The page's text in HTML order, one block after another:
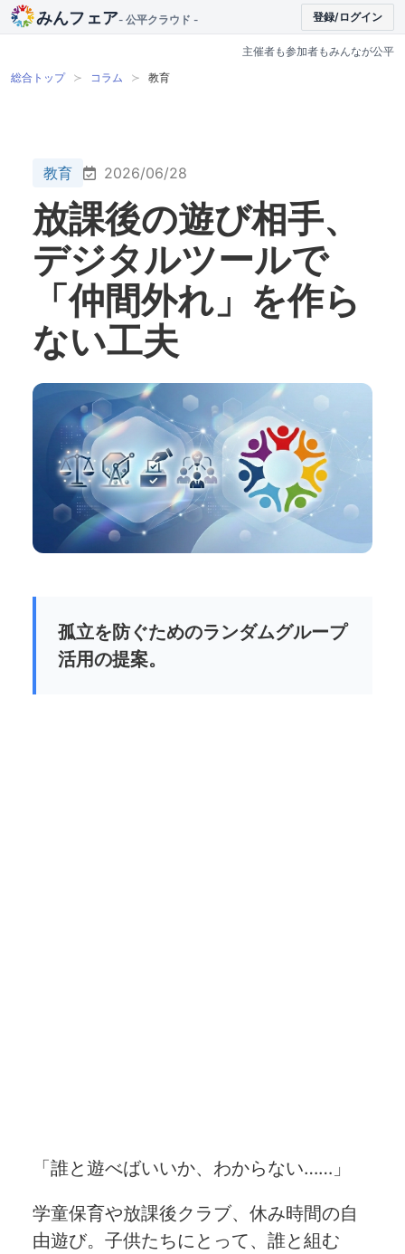
みんフェア- 公平クラウド - 登録/ログイン
主催者も参加者もみんなが公平
総合トップ
コラム 教育
教育 2026/06/28
放課後の遊び相手、
デジタルツールで
「仲間外れ」を作ら
ない工夫
孤立を防ぐためのランダムグループ
活用の提案。
「誰と遊べばいいか、わからない……」
学童保育や放課後クラブ、休み時間の自
由遊び。子供たちにとって、誰と組む